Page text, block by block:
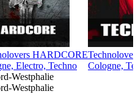
HARDCORE
Electro, Techno
Cologne,
Westphalie
Westphalie